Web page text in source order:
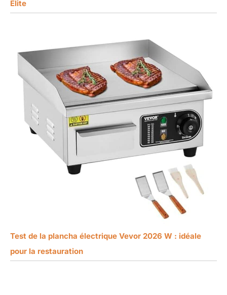
Elite
Test de la plancha électrique Vevor 2026 W : idéale
pour la restauration